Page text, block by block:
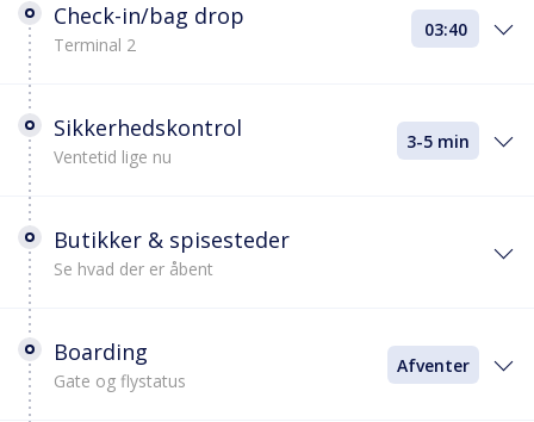
Check-in/bag drop
Terminal 2
03:40
Sikkerhedskontrol
Ventetid lige nu
3-5 min
Butikker & spisesteder
Se hvad der er åbent
Boarding
Gate og flystatus
Afventer